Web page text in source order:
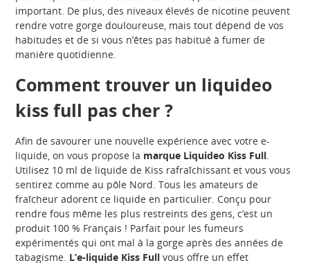
important. De plus, des niveaux élevés de nicotine peuvent
rendre votre gorge douloureuse, mais tout dépend de vos
habitudes et de si vous n’êtes pas habitué à fumer de
manière quotidienne.
Comment trouver un liquideo
kiss full pas cher ?
Afin de savourer une nouvelle expérience avec votre e-
liquide, on vous propose la marque Liquideo Kiss Full.
Utilisez 10 ml de liquide de Kiss rafraîchissant et vous vous
sentirez comme au pôle Nord. Tous les amateurs de
fraîcheur adorent ce liquide en particulier. Conçu pour
rendre fous même les plus restreints des gens, c’est un
produit 100 % Français ! Parfait pour les fumeurs
expérimentés qui ont mal à la gorge après des années de
tabagisme. L’e-liquide Kiss Full vous offre un effet